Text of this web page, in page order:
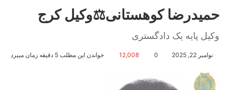
حمیدرضا کوهستانی⚖️وکیل کرج
وکیل پایه یک دادگستری
نوامبر 22, 2025 0
12,008 خواندن این مطلب 5 دقیقه زمان میبرد